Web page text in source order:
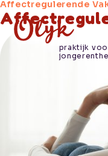
praktijk
Hoe we je
Praktische
Affectregulerende